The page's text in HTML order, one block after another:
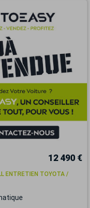
12 490 €
ENTRETIEN TOYOTA /